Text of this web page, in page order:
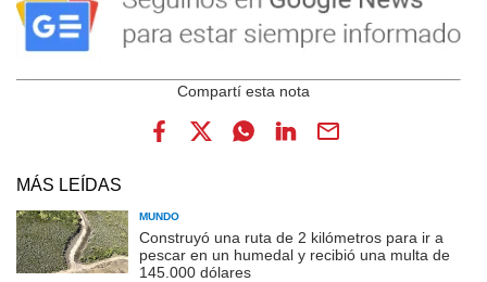
MÁS LEÍDAS
MUNDO
Construyó una ruta de 2 kilómetros para ir a
pescar en un humedal y recibió una multa de
145.000 dólares